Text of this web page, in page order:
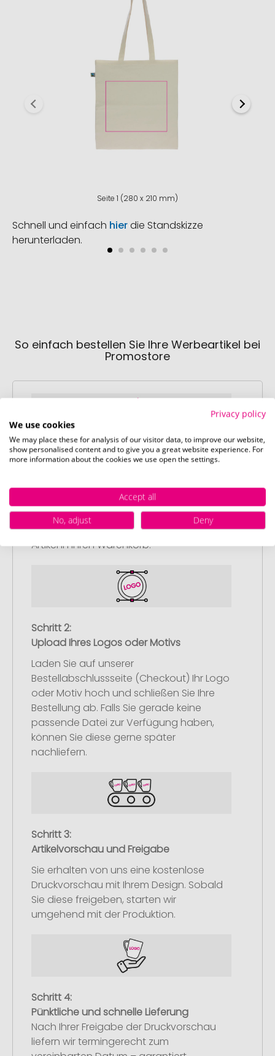
Seite 1 (280 x 210 mm)
Schnell und einfach hierdie Standskizze
herunterladen.
So einfach bestellen Sie Ihre Werbeartikel bei
Promostore
Schritt 1:
Wählen Sie Ihre gewünschten
Werbeartikel aus und passen Sie diese
nach Ihren Vorstellungen an.
Anschließend legen Sie die konfigurierten
Artikel in Ihren Warenkorb.
Schritt 2:
Upload Ihres Logos oder Motivs
Laden Sie auf unserer
Bestellabschlussseite (Checkout) Ihr Logo
oder Motiv hoch und schließen Sie Ihre
Bestellung ab. Falls Sie gerade keine
passende Datei zur Verfügung haben,
können Sie diese gerne später
nachliefern.
Schritt 3:
Artikelvorschau und Freigabe
Sie erhalten von uns eine kostenlose
Druckvorschau mit Ihrem Design. Sobald
Sie diese freigeben, starten wir
umgehend mit der Produktion.
Schritt 4:
Pünktliche und schnelle Lieferung
Nach Ihrer Freigabe der Druckvorschau
liefern wir termingerecht zum
Privacy policy
We use cookies
We may place these for analysis of our visitor data, to improve our website,
show personalised content and to give you a great website experience. For
more information about the cookies we use open the settings.
Accept all
No, adjust
Deny